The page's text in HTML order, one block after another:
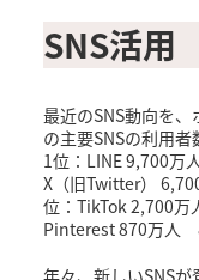
SNS活用
最近のSNS動向を
の主要SNSの利用者
1位：LINE 9,700
X（旧Twitter）
位：TikTok 2,700
Pinterest 870万人